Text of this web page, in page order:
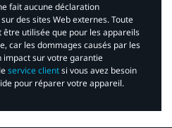
fait aucune déclaration
des sites Web externes. Toute
utilisée que pour les appareils
car les dommages causés par les
impact sur votre garantie
service clientsi vous avez besoin
pour réparer votre appareil.​